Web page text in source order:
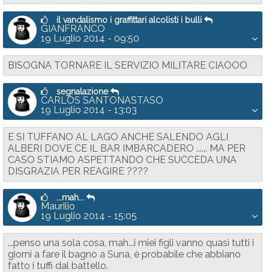
il vandalismo i graffittari alcolisti i bulli
GIANFRANCO
19 Luglio 2014 - 09:50
BISOGNA TORNARE IL SERVIZIO MILITARE CIAOOO
segnalazione
CARLOS SANTONASTASO
19 Luglio 2014 - 13:03
E SI TUFFANO AL LAGO ANCHE SALENDO AGLI
ALBERI DOVE CE IL BAR IMBARCADERO ...... MA PER
CASO STIAMO ASPETTANDO CHE SUCCEDA UNA
DISGRAZIA PER REAGIRE ????
...mah...
Maurilio
19 Luglio 2014 - 15:05
...penso una sola cosa, mah...i miei figli vanno quasi tutti i
giorni a fare il bagno a Suna, è probabile che abbiano
fatto i tuffi dal battello.